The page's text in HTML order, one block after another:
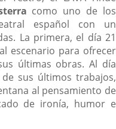
como uno de los
español con un
La primera, el día 21
escenario para ofrecer
últimas obras. Al día
sus últimos trabajos,
al pensamiento de
de ironía, humor e